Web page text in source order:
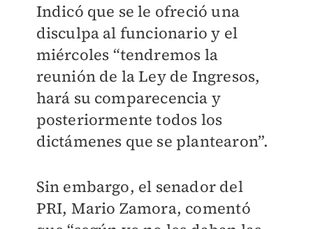
Indicó que se le ofreció una
disculpa al funcionario y el
miércoles “tendremos la
reunión de la Ley de Ingresos,
hará su comparecencia y
posteriormente todos los
dictámenes que se plantearon”.
Sin embargo, el senador del
PRI, Mario Zamora, comentó